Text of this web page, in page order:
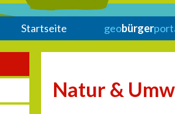
Startseite geobürger
Natur &